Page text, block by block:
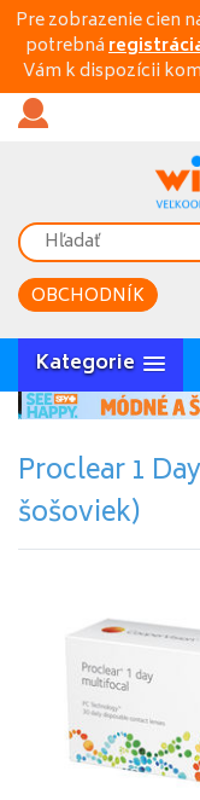
Pre zobrazenie cien
potrebná
Vám k dispozícii
OBCHODNÍK
Kategorie
Proclear 1
šošoviek)